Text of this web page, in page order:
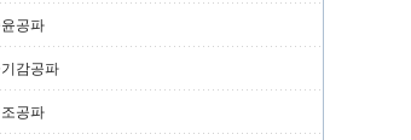
공파
감공파
공파